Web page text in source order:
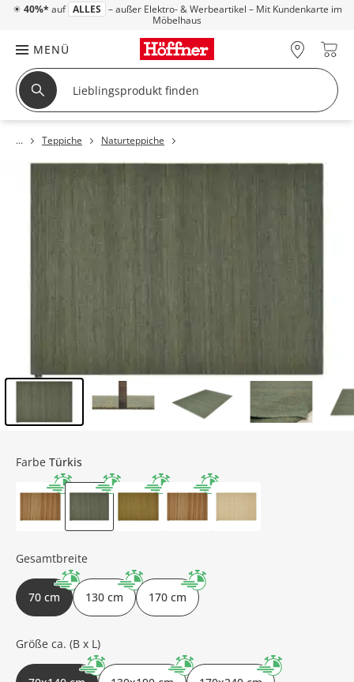
☀ 40%* auf ALLES – außer Elektro- & Werbeartikel – Mit Kundenkarte im
Möbelhaus
MENÜ
Teppiche Naturteppiche
Farbe Türkis
Gesamtbreite
70 cm 130 cm 170 cm
Größe ca. (B x L)